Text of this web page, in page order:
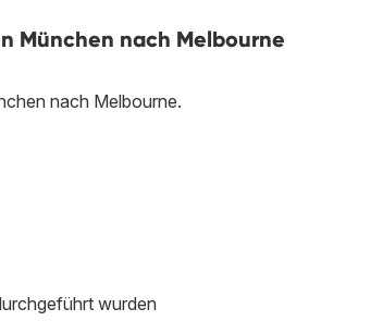
München nach Melbourne
nach Melbourne.
wurden